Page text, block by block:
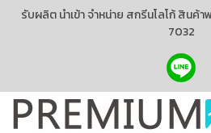
รับผลิต นำเข้า จำหน่าย สกรีนโลโก้ สินค้
7032